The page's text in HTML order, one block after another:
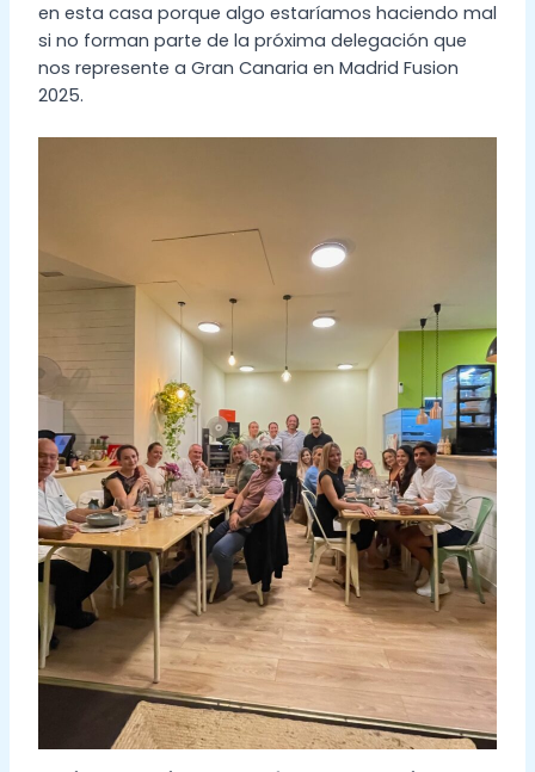
en esta casa porque algo estaríamos haciendo mal
si no forman parte de la próxima delegación que
nos represente a Gran Canaria en Madrid Fusion
2025.